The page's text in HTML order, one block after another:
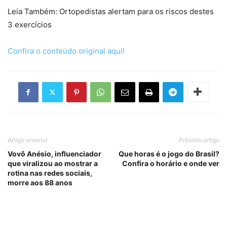
Leia Também: Ortopedistas alertam para os riscos destes
3 exercícios
Confira o conteúdo original aqui!
Artigo anterior
Vovô Anésio, influenciador
que viralizou ao mostrar a
rotina nas redes sociais,
morre aos 88 anos
Próximo artigo
Que horas é o jogo do Brasil?
Confira o horário e onde ver